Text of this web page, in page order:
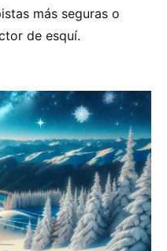
más seguras o
de esquí.